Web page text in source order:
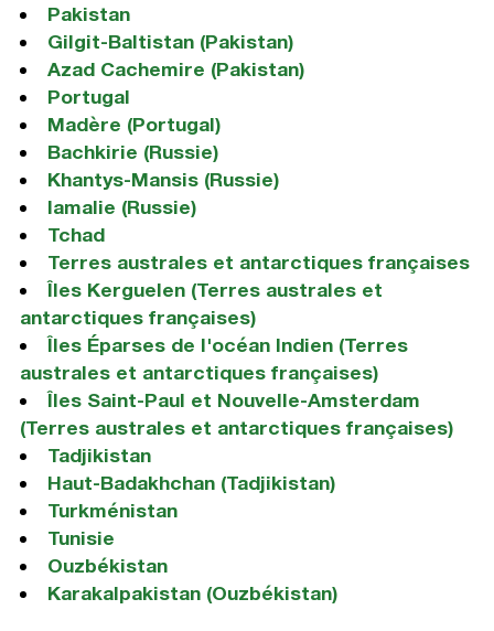
Pakistan
Gilgit-Baltistan (Pakistan)
Azad Cachemire (Pakistan)
Portugal
Madère (Portugal)
Bachkirie (Russie)
Khantys-Mansis (Russie)
Iamalie (Russie)
Tchad
Terres australes et antarctiques françaises
Îles Kerguelen (Terres australes et
antarctiques françaises)
Îles Éparses de l'océan Indien (Terres
australes et antarctiques françaises)
Îles Saint-Paul et Nouvelle-Amsterdam
(Terres australes et antarctiques françaises)
Tadjikistan
Haut-Badakhchan (Tadjikistan)
Turkménistan
Tunisie
Ouzbékistan
Karakalpakistan (Ouzbékistan)